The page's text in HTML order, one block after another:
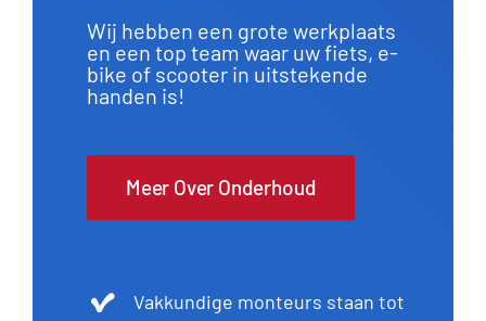
Wij hebben een grote werkplaats
en een top team waar uw fiets, e-
bike of scooter in uitstekende
handen is!
Meer Over Onderhoud
Vakkundige monteurs staan tot